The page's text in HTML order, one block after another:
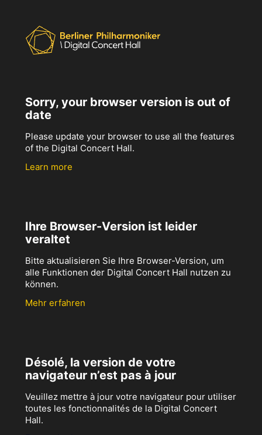
Sorry, your browser version is out of
date
Please update your browser to use all the features
of the Digital Concert Hall.
Learn more
Ihre Browser-Version ist leider
veraltet
Bitte aktualisieren Sie Ihre Browser-Version, um
alle Funktionen der Digital Concert Hall nutzen zu
können.
Mehr erfahren
Désolé, la version de votre
navigateur n’est pas à jour
Veuillez mettre à jour votre navigateur pour utiliser
toutes les fonctionnalités de la Digital Concert
Hall.